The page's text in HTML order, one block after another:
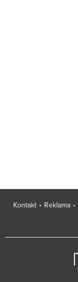
Kontakt Reklama